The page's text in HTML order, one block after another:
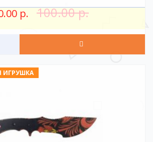
р. 100.00 р.
ИГРУШКА